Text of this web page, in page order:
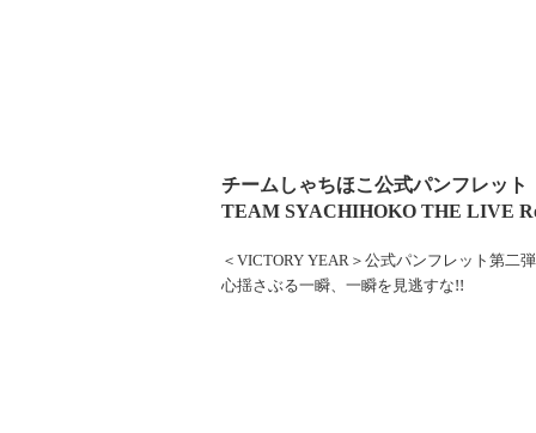
チームしゃちほこ公式パンフレット
TEAM SYACHIHOKO THE LIVE
＜ VICTORY YEAR ＞公式パンフレット第二
心揺さぶる一瞬、一瞬を見逃すな!!